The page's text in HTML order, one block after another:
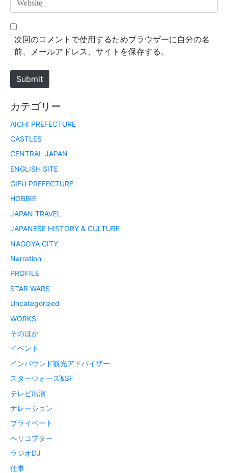
*
e
b
e
次回のコメントで使用するためブラウザーに自分の名
前、メールアドレス、サイトを保存する。
Submit
カテゴリー
AICHI PREFECTURE
CASTLES
CENTRAL JAPAN
ENGLISH SITE
GIFU PREFECTURE
HOBBIE
JAPAN TRAVEL
JAPANESE HISTORY & CULTURE
NAGOYA CITY
Narration
PROFILE
STAR WARS
Uncategorized
WORKS
そのほか
イベント
インバウンド観光アドバイザー
スターウォーズ&SF
テレビ出演
ナレーション
プライベート
ヘリコプター
ラジオDJ
仕事